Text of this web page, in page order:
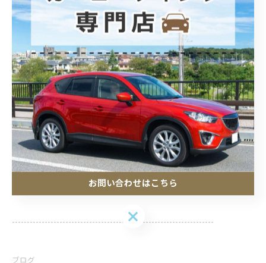
※ゴーストフィルムは事前の打ち合わせからお願い致し
ます。
--------------------------------------------------------------------
POLARIS カーコーティング
住所 :埼玉県加須市騎西30−９
0480-53-6092
--------------------------------------------------------------------
お問い合わせはこちら
お問い合わせはこちら